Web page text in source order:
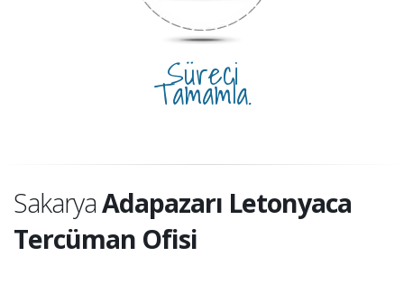
Süreci
Tamamla.
SakaryaAdapazarı Letonyaca
Tercüman Ofisi